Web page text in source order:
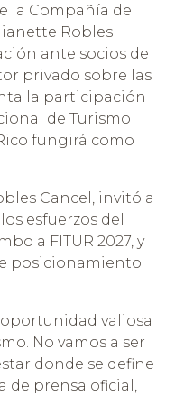
la Compañía de
Robles
ante socios de
privado sobre las
la participación
de Turismo
fungirá como
Cancel, invitó a
esfuerzos del
a FITUR 2027, y
posicionamiento
oportunidad valiosa
No vamos a ser
donde se define
de prensa oficial,